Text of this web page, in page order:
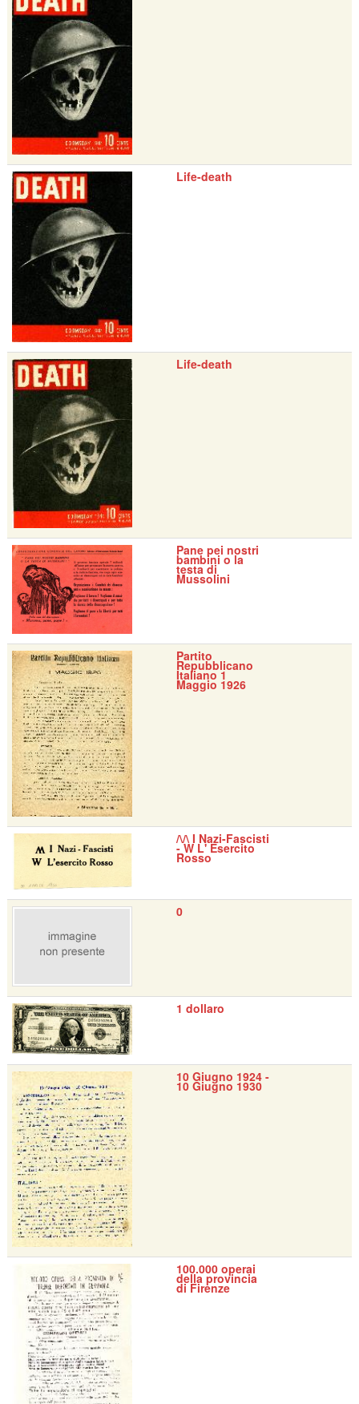
Life-death
Life-death
Pane pei nostri
bambini o la
testa di
Mussolini
Partito
Repubblicano
Italiano 1
Maggio 1926
/\/\ I Nazi-Fascisti
- W L' Esercito
Rosso
0
1 dollaro
10 Giugno 1924 -
10 Giugno 1930
100.000 operai
della provincia
di Firenze